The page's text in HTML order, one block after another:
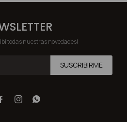
todas nuestras novedades!
SUSCRIBIRME
 